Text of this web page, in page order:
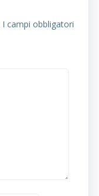
I campi obbligatori